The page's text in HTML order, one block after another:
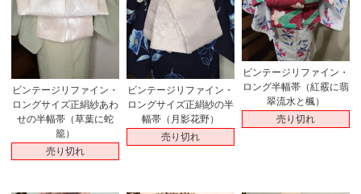
ビンテージリファイン・
ロングサイズ正絹紗あわ
せの半幅帯（草葉に蛇
籠）
売り切れ
ビンテージリファイン・
ロングサイズ正絹紗の半
幅帯（月影花野）
売り切れ
ビンテージリファイン・
ロング半幅帯（紅霰に翡
翠流水と楓）
売り切れ